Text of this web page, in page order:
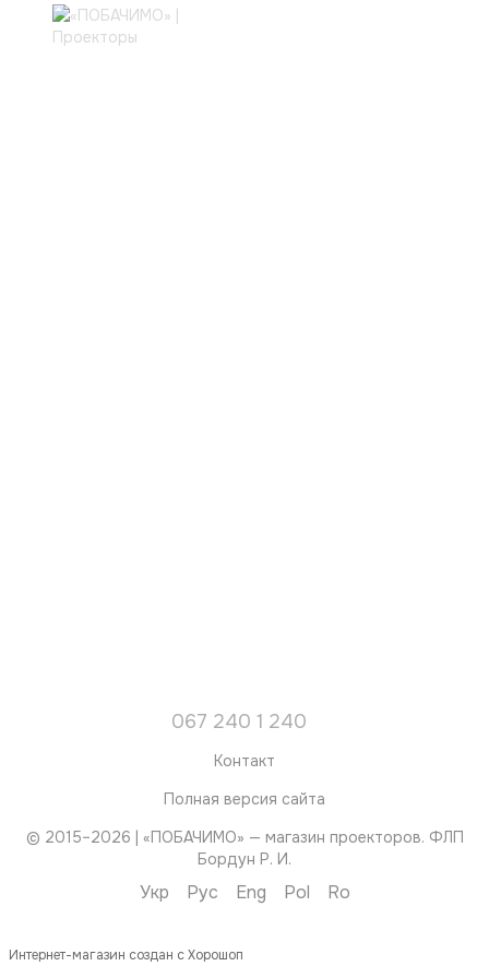
067 240 1 240
Контакт
Полная версия сайта
© 2015–2026 | «ПОБАЧИМО» — магазин проекторов. ФЛП
Бордун Р. И.
Укр Рус Eng Pol Ro
Интернет-магазин создан с Хорошоп